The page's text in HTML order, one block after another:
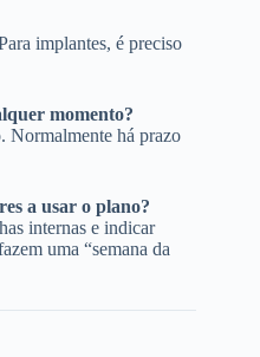
implantes, é preciso
momento?
Normalmente há prazo
a usar o plano?
internas e indicar
uma “semana da